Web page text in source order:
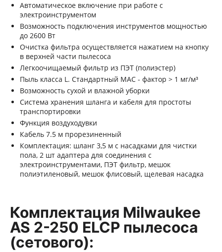
Автоматическое включение при работе с
электроинструментом
Возможность подключения инструментов мощностью
до 2600 Вт
Очистка фильтра осуществляется нажатием на кнопку
в верхней части пылесоса
Легкоочищаемый фильтр из ПЭТ (полиэстер)
Пыль класса L. Стандартный МАС - фактор > 1 мг/м³
Возможность сухой и влажной уборки
Система хранения шланга и кабеля для простоты
транспортировки
Функция воздуходувки
Кабель 7.5 м прорезиненный
Комплектация: шланг 3,5 м с насадками для чистки
пола, 2 шт адаптера для соединения с
электроинструментами, ПЭТ фильтр, мешок
полиэтиленовый, мешок флисовый, щелевая насадка
Комплектация Milwaukee
AS 2-250 ELCP пылесоса
(сетового):